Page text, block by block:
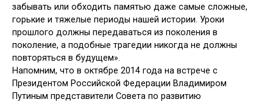
забывать или обходить памятью даже самые сложные,
горькие и тяжелые периоды нашей истории. Уроки
прошлого должны передаваться из поколения в
поколение, а подобные трагедии никогда не должны
повторяться в будущем».
Напомним, что в октябре 2014 года на встрече с
Президентом Российской Федерации Владимиром
Путиным представители Совета по развитию